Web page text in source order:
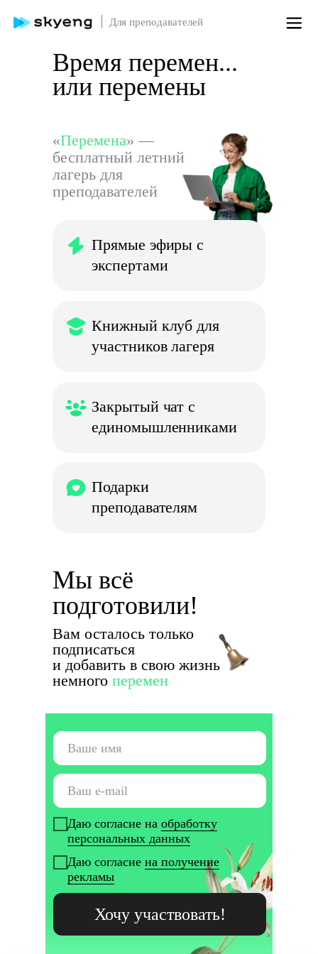
Для преподавателей
Книжный клуб для
участников лагеря
Прямые эфиры с
экспертами
Закрытый чат с
единомышленниками
Подарки
преподавателям
Время перемен...
или перемены
«Перемена» —
бесплатный летний
лагерь для
преподавателей
Мы всё
подготовили!
Вам осталось только
подписаться
и добавить в свою жизнь
немного перемен
Даю согласие на обработку
персональных данных
Даю согласие на получение
рекламы
Хочу участвовать!
Материалы к урокам:
Блог